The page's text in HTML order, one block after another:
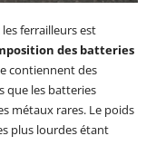
ferrailleurs est
des batteries
contiennent des
que les batteries
métaux rares. Le poids
plus lourdes étant